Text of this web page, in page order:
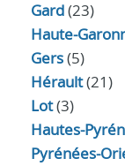
Gard(23)
Haute-
Gers(5)
Hérault(21)
Lot(3)
Hautes-
Pyrénées-